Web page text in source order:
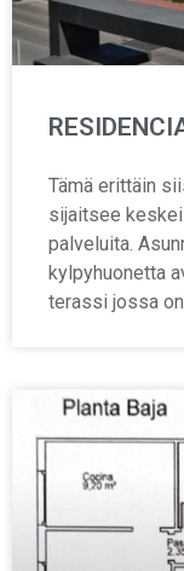
Tämä erittäin
sijaitsee
palveluita.
kylpyhuonetta
terassi jossa